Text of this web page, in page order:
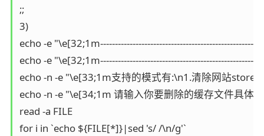
;;
3)
echo -e
echo -e
echo -n -e "\e[33;1m支持的模式有:\n1.清除网站
echo -n -e "\e[34;1m 请输入你要删除的缓存文件具
read -a FILE
for i in `echo ${FILE[*]}|sed 's/ /\n/g'`